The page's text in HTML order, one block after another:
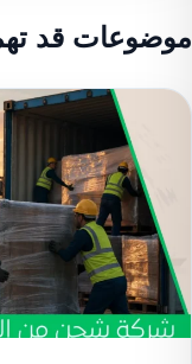
موضوعات قد